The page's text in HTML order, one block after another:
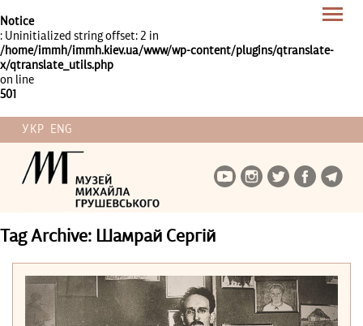
Notice
: Uninitialized string offset: 2 in
/home/immh/immh.kiev.ua/www/wp-content/plugins/qtranslate-
x/qtranslate_utils.php
on line
501
УКР ENG
Tag Archive: Шамрай Сергій